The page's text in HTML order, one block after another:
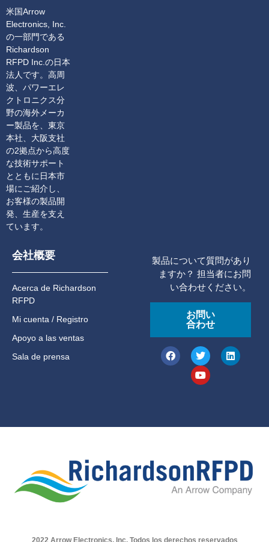
米国Arrow
Electronics, Inc.
の一部門である
Richardson
RFPD Inc.の日本
法人です。高周
波、パワーエレ
クトロニクス分
野の海外メーカ
ー製品を、東京
本社、大阪支社
の2拠点から高度
な技術サポート
とともに日本市
場にご紹介し、
お客様の製品開
発、生産を支え
ています。
会社概要
Acerca de Richardson
RFPD
Mi cuenta / Registro
Apoyo a las ventas
Sala de prensa
製品について質問があり
ますか？ 担当者にお問
い合わせください。
お問い
合わせ
2022 Arrow Electronics, Inc, Todos los derechos reservados